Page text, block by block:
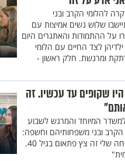
להלומי הקרב ובני
שלוש נשים אמיצות עם
על ההתמודות והאתגרים היום
ילדיהן לצד החיים עם הלומי
ומרגשת. חלק ראשון -
שקופים עד עכשיו. זה
המיוחד והמרגש לשבוע
הקרב ובני משפחותיהם וחשפה:
"אצל קרוב משפחה שלי זה צץ פתאום בגיל 40.